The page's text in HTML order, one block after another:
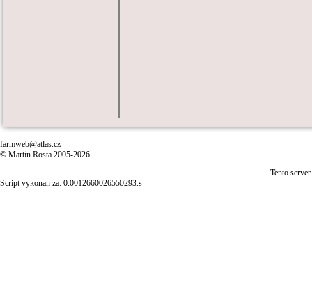
farmweb@atlas.cz
© Martin Rosta 2005-2026
Tento
Script vykonan za: 0.0012660026550293.s